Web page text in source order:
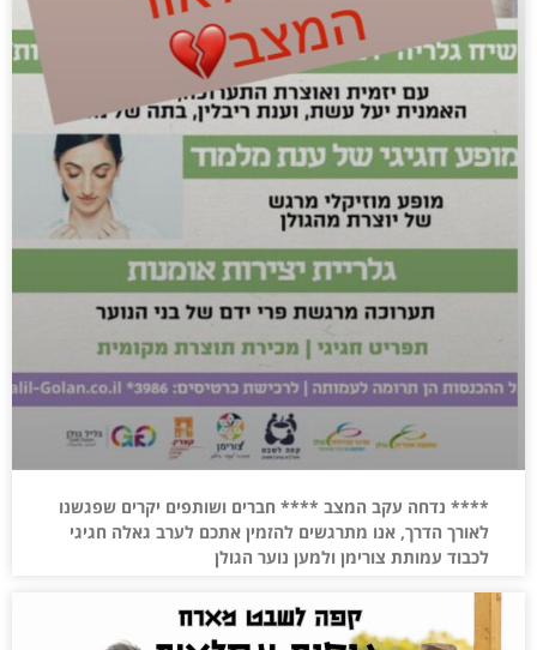
**** נדחה עקב המצב **** חברים ושותפים יקרים שפגשנו
לאורך הדרך, אנו מתרגשים להזמין אתכם לערב גאלה חגיגי
לכבוד עמותת צורימן ולמען נוער הגולן